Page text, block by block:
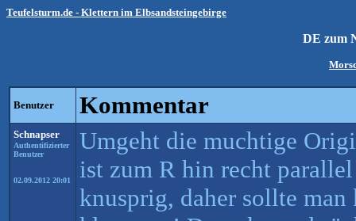
Teufelsturm.de - Klettern im Elbsandsteingebirge
DE zum
Benutzer Kommentar
Schnapser
Authentifizierter
Benutzer
02.09.2012 20:01
Umgeht die muchtige
ist zum R hin recht
knusprig, daher sollte man